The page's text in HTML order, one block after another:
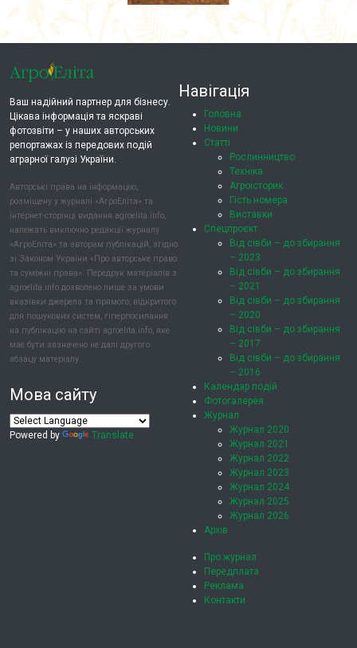
Ваш надійний партнер для бізнесу.
Цікава інформація та яскраві
фотозвіти – у наших авторських
репортажах із передових подій
аграрної галузі України.
Авторські права на інформацію,
розміщену у журналі «АгроЕліта» та
інтернет-сторінці видання agroelita.info,
належать виключно редакції журналу
«АгроЕліта» та авторам публікацій, згідно
зі Законом України «Про авторське право
та суміжні права». Передрук матеріалів з
agroelita.info дозволено лише за умови
вказівки джерела та прямого, відкритого
для пошукових систем, гіперпосилання
на публікацію на сайті agroelita.info, яке
має бути зазначено не далі другого
абзацу матеріалу.
Мова сайту
Powered by Translate
Навігація
Головна
Новини
Статті
Рослинництво
Техніка
Агроісторик
Гість номера
Виставки
Спецпроєкт
Від сівби – до збирання
– 2023
Від сівби – до збирання
– 2021
Від сівби – до збирання
– 2020
Від сівби – до збирання
– 2017
Від сівби – до збирання
– 2016
Календар подій
Фотогалерея
Журнал
Журнал 2020
Журнал 2021
Журнал 2022
Журнал 2023
Журнал 2024
Журнал 2025
Журнал 2026
Архів
Про журнал
Передплата
Реклама
Контакти